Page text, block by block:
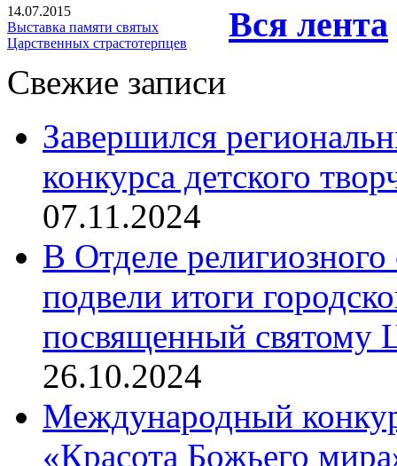
14.07.2015
Выставка памяти святых
Царственных страстотерпцев
Вся лента
Свежие записи
Завершился
конкурса детского
07.11.2024
В Отделе религиозного
подвели итоги
посвященный святому
26.10.2024
Международный
«Красота Божьего